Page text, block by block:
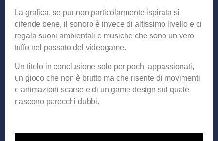
La grafica, se pur non particolarmente ispirata si
difende bene, il sonoro è invece di altissimo livello e ci
regala suoni ambientali e musiche che sono un vero
tuffo nel passato del videogame.
Un titolo in conclusione solo per pochi appassionati,
un gioco che non è brutto ma che risente di movimenti
e animazioni scarse e di un game design sul quale
nascono parecchi dubbi.